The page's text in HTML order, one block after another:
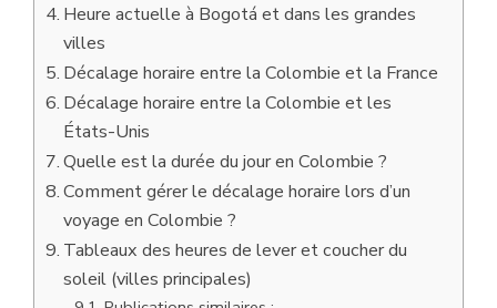
Heure actuelle à Bogotá et dans les grandes
villes
Décalage horaire entre la Colombie et la France
Décalage horaire entre la Colombie et les
États-Unis
Quelle est la durée du jour en Colombie ?
Comment gérer le décalage horaire lors d’un
voyage en Colombie ?
Tableaux des heures de lever et coucher du
soleil (villes principales)